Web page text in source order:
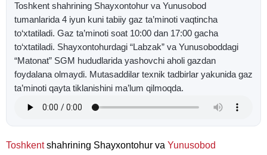
Toshkent shahrining Shayxontohur va Yunusobod
tumanlarida 4 iyun kuni tabiiy gaz ta’minoti vaqtincha
to‘xtatiladi. Gaz ta’minoti soat 10:00 dan 17:00 gacha
to‘xtatiladi. Shayxontohurdagi “Labzak” va Yunusoboddagi
“Matonat” SGM hududlarida yashovchi aholi gazdan
foydalana olmaydi. Mutasaddilar texnik tadbirlar yakunida gaz
ta’minoti qayta tiklanishini ma’lum qilmoqda.
Toshkentshahrining Shayxontohur va Yunusobod